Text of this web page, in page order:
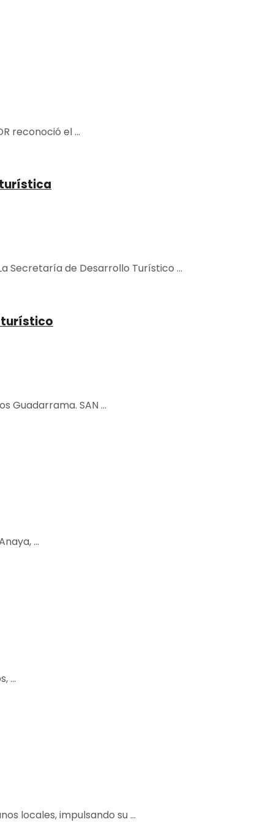
reconoció el ...
turística
Secretaría de Desarrollo Turístico ...
turístico
Guadarrama. SAN ...
...
...
locales, impulsando su ...